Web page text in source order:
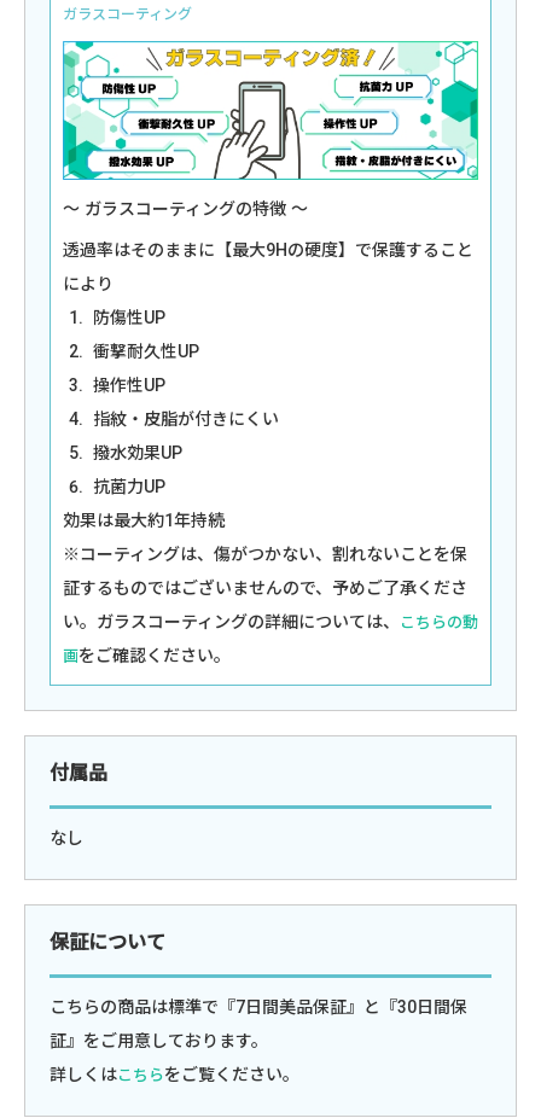
ガラスコーティング
ガラスコーティングの特徴
透過率はそのままに【最大9Hの硬度】で保護すること
により
防傷性UP
衝撃耐久性UP
操作性UP
指紋・皮脂が付きにくい
撥水効果UP
抗菌力UP
効果は最大約1年持続
※コーティングは、傷がつかない、割れないことを保
証するものではございませんので、予めご了承くださ
い。ガラスコーティングの詳細については、
こちらの動
画をご確認ください。
付属品
なし
保証について
こちらの商品は標準で『7日間美品保証』と『30日間保
証』をご用意しております。
詳しくはこちらをご覧ください。